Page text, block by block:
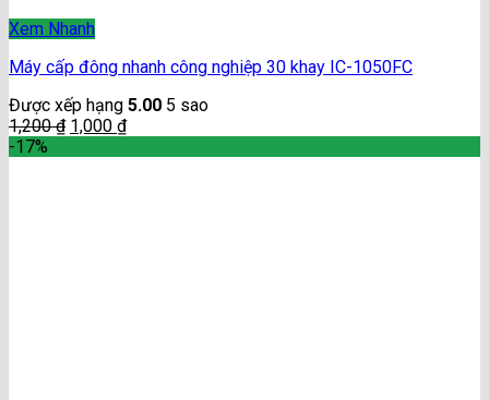
Xem Nhanh
Máy cấp đông nhanh công nghiệp 30 khay IC-1050FC
Được xếp hạng 5.00 5 sao
1,200₫ 1,000 ₫
-17%